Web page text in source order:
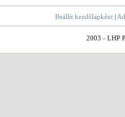
Beállít kezdőlapként |
2003 - LHP